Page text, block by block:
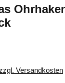
Versandkosten